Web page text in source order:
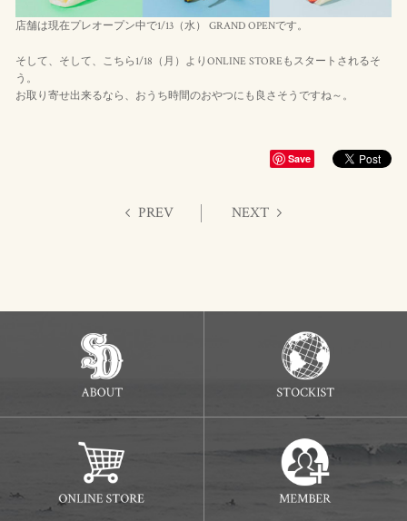
店舗は現在プレオープン中で1/13（水） GRAND OPENです。
そして、そして、こちら1/18（月）よりONLINE STOREもスタートされるそ
う。
お取り寄せ出来るなら、おうち時間のおやつにも良さそうですね～。
Save
PREV NEXT